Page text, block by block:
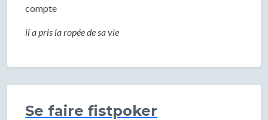
compte
il a pris la ropée de sa vie
Se faire fistpoker